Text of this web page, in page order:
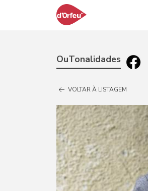
OuTonalidades
VOLTAR À LISTAGEM